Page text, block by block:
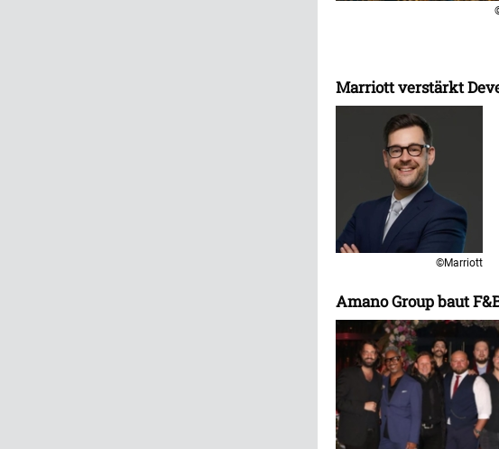
Marriott verstärkt
©Marriott
Amano Group baut